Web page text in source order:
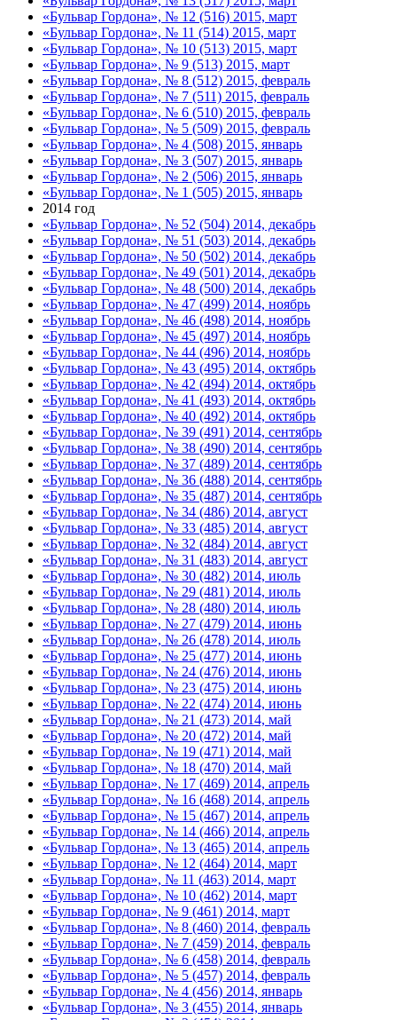
«Бульвар Гордона», № 12 (516) 2015, март
«Бульвар Гордона», № 11 (514) 2015, март
«Бульвар Гордона», № 10 (513) 2015, март
«Бульвар Гордона», № 9 (513) 2015, март
«Бульвар Гордона», № 8 (512) 2015, февраль
«Бульвар Гордона», № 7 (511) 2015, февраль
«Бульвар Гордона», № 6 (510) 2015, февраль
«Бульвар Гордона», № 5 (509) 2015, февраль
«Бульвар Гордона», № 4 (508) 2015, январь
«Бульвар Гордона», № 3 (507) 2015, январь
«Бульвар Гордона», № 2 (506) 2015, январь
«Бульвар Гордона», № 1 (505) 2015, январь
2014 год
«Бульвар Гордона», № 52 (504) 2014, декабрь
«Бульвар Гордона», № 51 (503) 2014, декабрь
«Бульвар Гордона», № 50 (502) 2014, декабрь
«Бульвар Гордона», № 49 (501) 2014, декабрь
«Бульвар Гордона», № 48 (500) 2014, декабрь
«Бульвар Гордона», № 47 (499) 2014, ноябрь
«Бульвар Гордона», № 46 (498) 2014, ноябрь
«Бульвар Гордона», № 45 (497) 2014, ноябрь
«Бульвар Гордона», № 44 (496) 2014, ноябрь
«Бульвар Гордона», № 43 (495) 2014, октябрь
«Бульвар Гордона», № 42 (494) 2014, октябрь
«Бульвар Гордона», № 41 (493) 2014, октябрь
«Бульвар Гордона», № 40 (492) 2014, октябрь
«Бульвар Гордона», № 39 (491) 2014, сентябрь
«Бульвар Гордона», № 38 (490) 2014, сентябрь
«Бульвар Гордона», № 37 (489) 2014, сентябрь
«Бульвар Гордона», № 36 (488) 2014, сентябрь
«Бульвар Гордона», № 35 (487) 2014, сентябрь
«Бульвар Гордона», № 34 (486) 2014, август
«Бульвар Гордона», № 33 (485) 2014, август
«Бульвар Гордона», № 32 (484) 2014, август
«Бульвар Гордона», № 31 (483) 2014, август
«Бульвар Гордона», № 30 (482) 2014, июль
«Бульвар Гордона», № 29 (481) 2014, июль
«Бульвар Гордона», № 28 (480) 2014, июль
«Бульвар Гордона», № 27 (479) 2014, июнь
«Бульвар Гордона», № 26 (478) 2014, июль
«Бульвар Гордона», № 25 (477) 2014, июнь
«Бульвар Гордона», № 24 (476) 2014, июнь
«Бульвар Гордона», № 23 (475) 2014, июнь
«Бульвар Гордона», № 22 (474) 2014, июнь
«Бульвар Гордона», № 21 (473) 2014, май
«Бульвар Гордона», № 20 (472) 2014, май
«Бульвар Гордона», № 19 (471) 2014, май
«Бульвар Гордона», № 18 (470) 2014, май
«Бульвар Гордона», № 17 (469) 2014, апрель
«Бульвар Гордона», № 16 (468) 2014, апрель
«Бульвар Гордона», № 15 (467) 2014, апрель
«Бульвар Гордона», № 14 (466) 2014, апрель
«Бульвар Гордона», № 13 (465) 2014, апрель
«Бульвар Гордона», № 12 (464) 2014, март
«Бульвар Гордона», № 11 (463) 2014, март
«Бульвар Гордона», № 10 (462) 2014, март
«Бульвар Гордона», № 9 (461) 2014, март
«Бульвар Гордона», № 8 (460) 2014, февраль
«Бульвар Гордона», № 7 (459) 2014, февраль
«Бульвар Гордона», № 6 (458) 2014, февраль
«Бульвар Гордона», № 5 (457) 2014, февраль
«Бульвар Гордона», № 4 (456) 2014, январь
«Бульвар Гордона», № 3 (455) 2014, январь